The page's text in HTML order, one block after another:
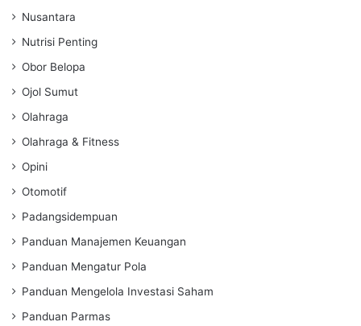
Nusantara
Nutrisi Penting
Obor Belopa
Ojol Sumut
Olahraga
Olahraga & Fitness
Opini
Otomotif
Padangsidempuan
Panduan Manajemen Keuangan
Panduan Mengatur Pola
Panduan Mengelola Investasi Saham
Panduan Parmas